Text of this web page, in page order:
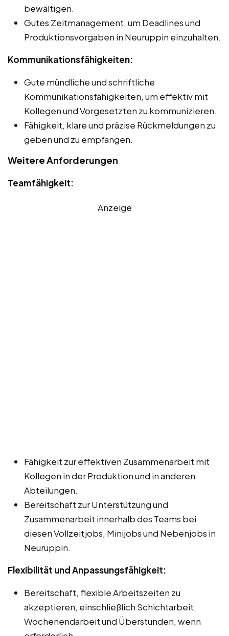
bewältigen.
Gutes Zeitmanagement, um Deadlines und
Produktionsvorgaben in Neuruppin einzuhalten.
Kommunikationsfähigkeiten:
Gute mündliche und schriftliche
Kommunikationsfähigkeiten, um effektiv mit
Kollegen und Vorgesetzten zu kommunizieren.
Fähigkeit, klare und präzise Rückmeldungen zu
geben und zu empfangen.
Weitere Anforderungen
Teamfähigkeit:
Anzeige
Fähigkeit zur effektiven Zusammenarbeit mit
Kollegen in der Produktion und in anderen
Abteilungen.
Bereitschaft zur Unterstützung und
Zusammenarbeit innerhalb des Teams bei
diesen Vollzeitjobs, Minijobs und Nebenjobs in
Neuruppin.
Flexibilität und Anpassungsfähigkeit:
Bereitschaft, flexible Arbeitszeiten zu
akzeptieren, einschließlich Schichtarbeit,
Wochenendarbeit und Überstunden, wenn